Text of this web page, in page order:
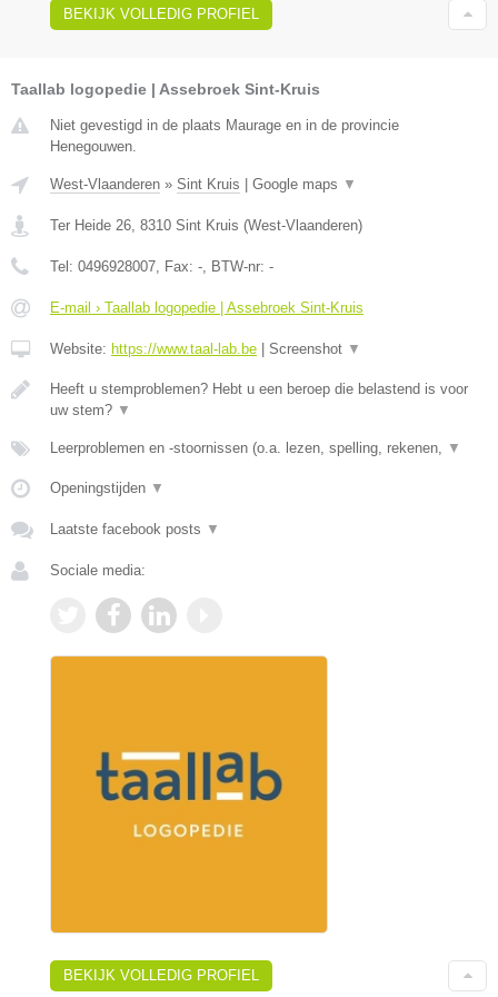
BEKIJK VOLLEDIG PROFIEL
Taallab logopedie | Assebroek Sint-Kruis
Niet gevestigd in de plaats Maurage en in de provincie
Henegouwen.
West-Vlaanderen » Sint Kruis | Google maps ▼
Ter Heide 26 8310 Sint Kruis (West-Vlaanderen)
Tel: 0496928007 , Fax: - , BTW-nr: -
E-mail › Taallab logopedie | Assebroek Sint-Kruis
Website: https://www.taal-lab.be | Screenshot ▼
Heeft u stemproblemen? Hebt u een beroep die belastend is voor
uw stem? ▼
Leerproblemen en -stoornissen (o.a. lezen, spelling, rekenen, ▼
Openingstijden ▼
Laatste facebook posts ▼
Sociale media:
BEKIJK VOLLEDIG PROFIEL